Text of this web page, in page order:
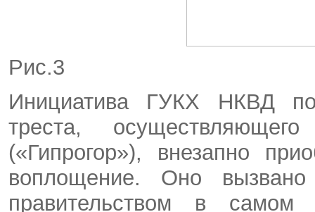
Рис.3
Инициатива ГУКХ НКВД по
треста,
(«Гипрогор»), внезапно
воплощение. Оно
правительством в